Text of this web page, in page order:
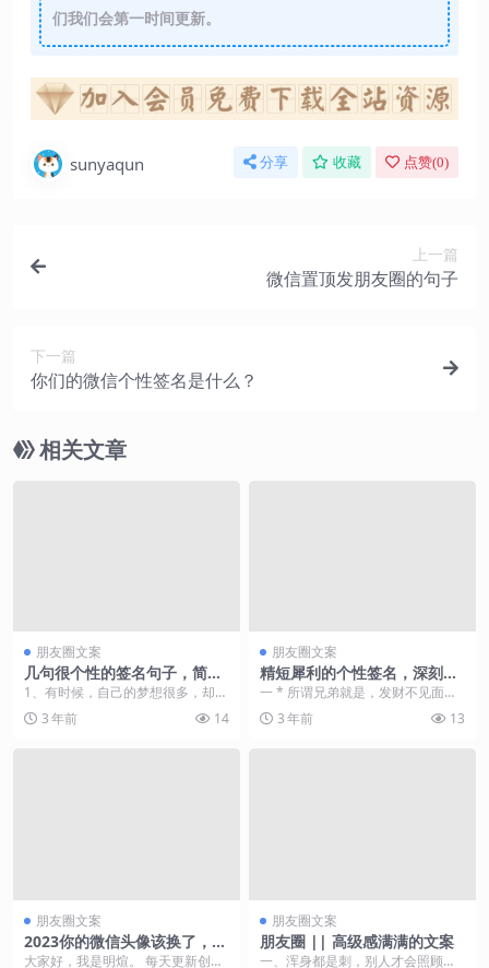
们我们会第一时间更新。
sunyaqun 分享 收藏 点赞(0)
上一篇
微信置顶发朋友圈的句子
下一篇
你们的微信个性签名是什么？
相关文章
朋友圈文案
几句很个性的签名句子，简短
有气质，哪一句触动你的心了
1、有时候，自己的梦想很多，却力
不从心；有时候，别人误解了自己
有口无心的一句话，...
3 年前 14
朋友圈文案
精短犀利的个性签名，深刻经
典，选一句送给自己
一 * 所谓兄弟就是，发财不见面。
受难大团圆。 二 * 时间并不会真的
帮我们解决...
3 年前 13
朋友圈文案
2023你的微信头像该换了，四
十张最新励志款个性签名头
大家好，我是明煊。 每天更新创意
朋友圈文案
朋友圈 || 高级感满满的文案
一、浑身都是刺，别人才会照顾你